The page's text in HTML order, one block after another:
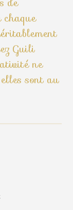
Guili
ne
sont au